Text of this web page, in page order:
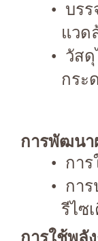
บร
แวด
วัส
กระ
การพัฒน
กา
การ
รีไซ